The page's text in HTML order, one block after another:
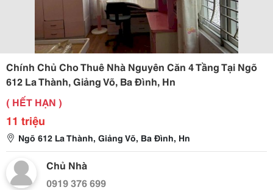
Chính Chủ Cho Thuê Nhà Nguyên Căn 4 Tầng Tại Ngõ
612 La Thành, Giảng Võ, Ba Đình, Hn
( HẾT HẠN )
11 triệu
Ngõ 612 La Thành, Giảng Võ, Ba Đình, Hn
Chủ Nhà
0919 376 699